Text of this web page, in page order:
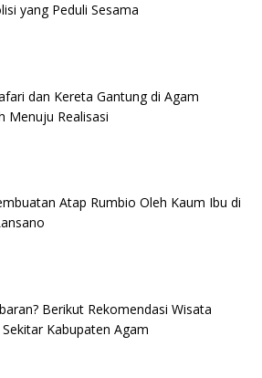
yang Peduli Sesama
dan Kereta Gantung di Agam
Menuju Realisasi
Atap Rumbio Oleh Kaum Ibu di
Berikut Rekomendasi Wisata
Kabupaten Agam